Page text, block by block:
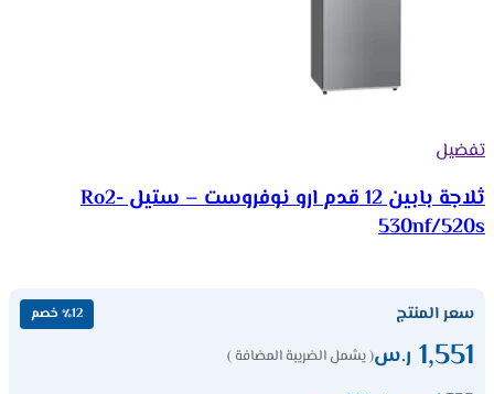
تفضيل
ثلاجة بابين 12 قدم ارو نوفروست – ستيل Ro2-
530nf/520s
سعر المنتج ٪12 خصم
1,551 ر.س( يشمل الضريبة المضافة )